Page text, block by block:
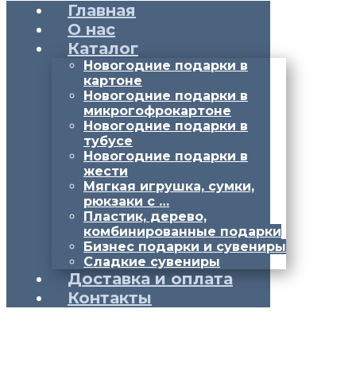
Главная
О нас
Каталог
Новогодние подарки в
картоне
Новогодние подарки в
микрогофрокартоне
Новогодние подарки в
тубусе
Новогодние подарки в
жести
Мягкая игрушка, сумки,
рюкзаки с …
Пластик, дерево,
комбинированные подарки
Бизнес подарки и сувениры
Сладкие сувениры
Доставка и оплата
Контакты